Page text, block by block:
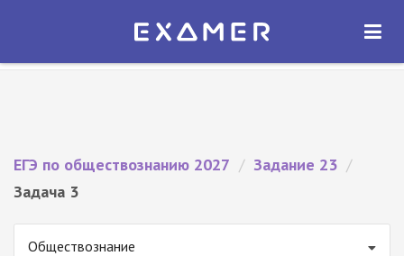
Экзамер — ЕГЭ 2027
ОТКРЫТЬ
ЕГЭ по обществознанию 2027 / Задание 23 /
Задача 3
Обществознание